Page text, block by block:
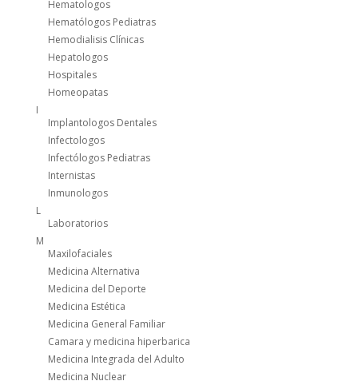
Hematologos
Hematólogos Pediatras
Hemodialisis Clínicas
Hepatologos
Hospitales
Homeopatas
I
Implantologos Dentales
Infectologos
Infectólogos Pediatras
Internistas
Inmunologos
L
Laboratorios
M
Maxilofaciales
Medicina Alternativa
Medicina del Deporte
Medicina Estética
Medicina General Familiar
Camara y medicina hiperbarica
Medicina Integrada del Adulto
Medicina Nuclear